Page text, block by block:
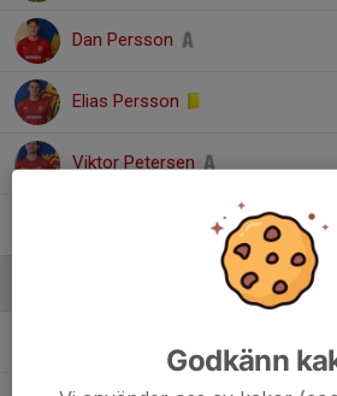
Dan Persson
Elias Persson
Viktor Petersen
Hampus Wennerberg
Godkänn